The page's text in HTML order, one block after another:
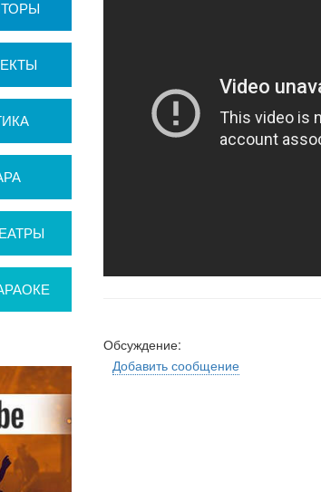
Обсуждение:
Добавить сообщение